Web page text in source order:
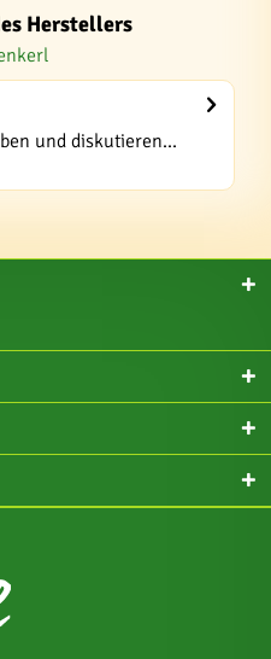
Herstellers
und diskutieren...